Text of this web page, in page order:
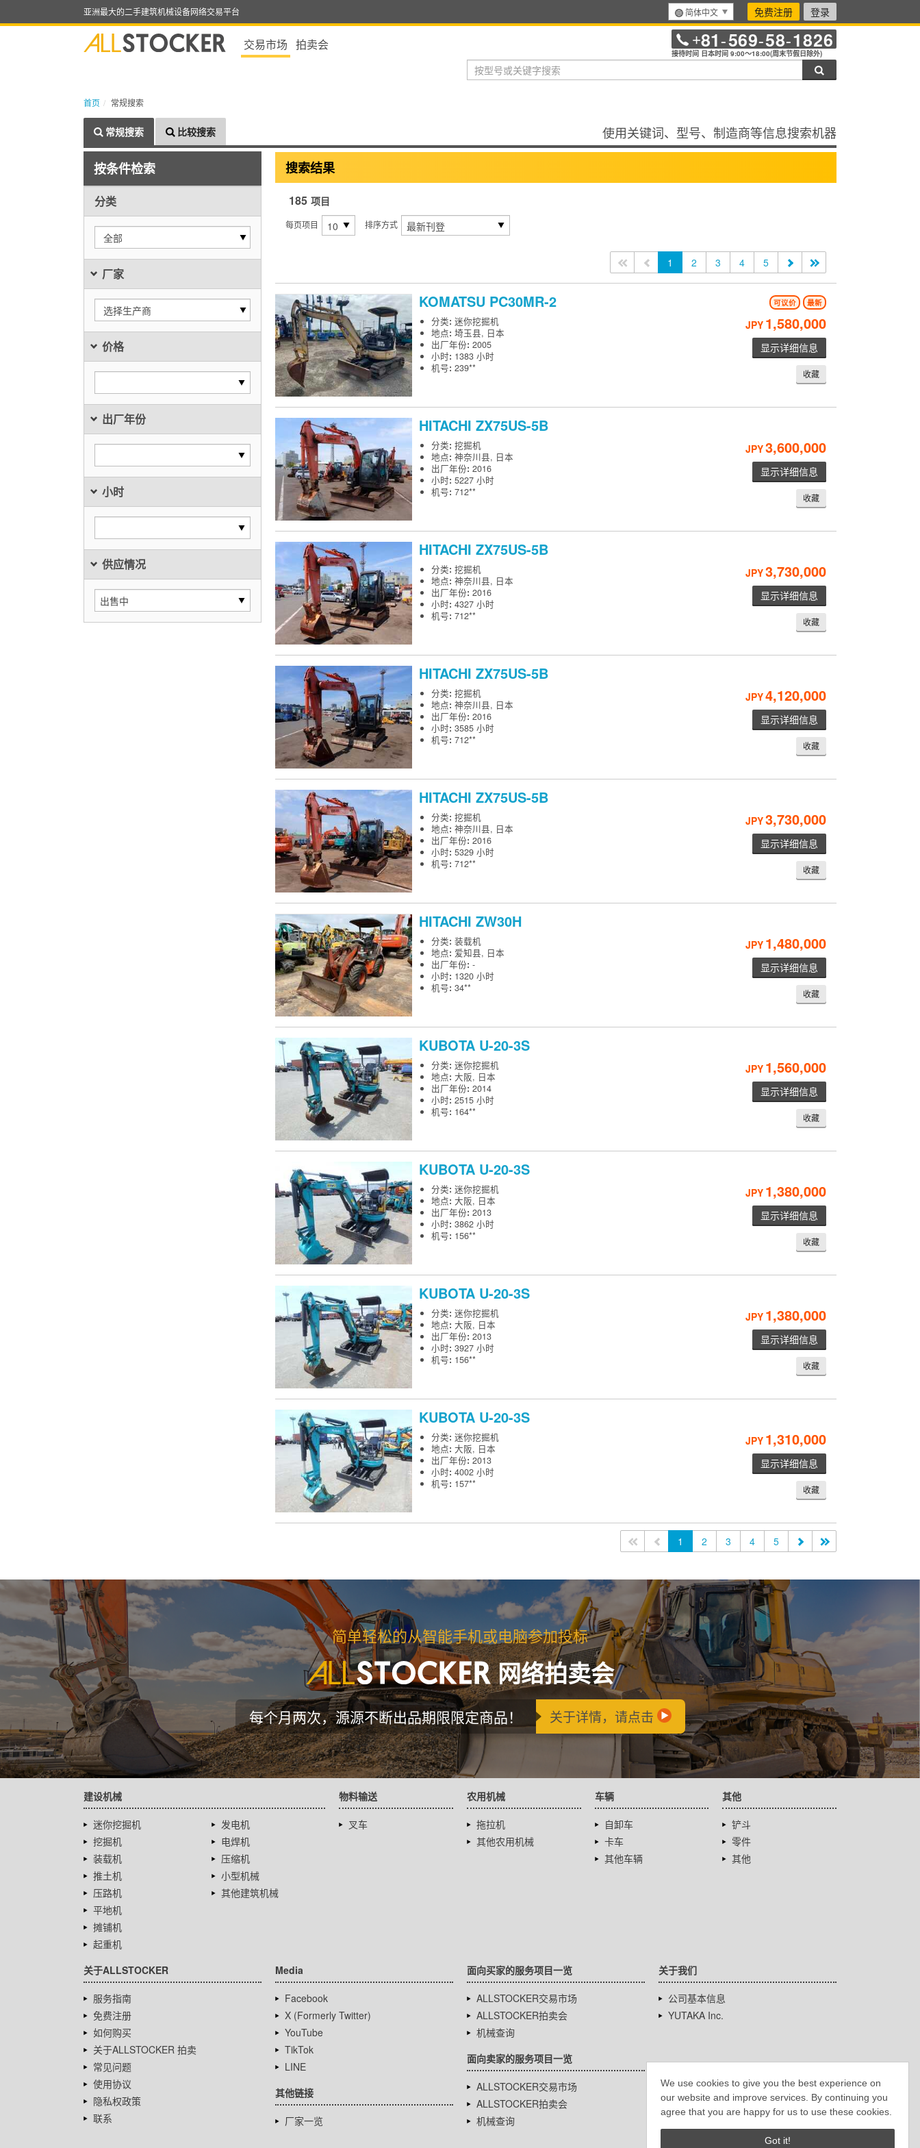
We use cookies to give you the best experience on
our website and improve services. By continuing you
agree that you are happy for us to use these cookies.
Got it!
亚洲最大的二手建筑机械设备网络交易平台 简体中文 免费注册 登录
交易市场 拍卖会 +81-569-58-1826
接待时间 日本时间 9:00～18:00(周末节假日除外)
首页 常规搜索
常规搜索 比较搜索 使用关键词、型号、制造商等信息搜索机器
按条件检索
分类
全部
厂家
选择生产商
价格
出厂年份
小时
供应情况
搜索结果
185 项目
每页项目 排序方式
<< 1 2 3 4 5
KOMATSU PC30MR-2 可议价 最新
分类: 迷你挖掘机
地点: 埼玉县, 日本
出厂年份: 2005
小时: 1383 小时
机号: 239**
JPY 1,580,000
显示详细信息
收藏
HITACHI ZX75US-5B
分类: 挖掘机
地点: 神奈川县, 日本
出厂年份: 2016
小时: 5227 小时
机号: 712**
JPY3,600,000
显示详细信息
收藏
HITACHI ZX75US-5B
分类: 挖掘机
地点: 神奈川县, 日本
出厂年份: 2016
小时: 4327 小时
机号: 712**
JPY3,730,000
显示详细信息
收藏
HITACHI ZX75US-5B
分类: 挖掘机
地点: 神奈川县, 日本
出厂年份: 2016
小时: 3585 小时
机号: 712**
JPY4,120,000
显示详细信息
收藏
HITACHI ZX75US-5B
分类: 挖掘机
地点: 神奈川县, 日本
出厂年份: 2016
小时: 5329 小时
机号: 712**
JPY3,730,000
显示详细信息
收藏
HITACHI ZW30H
分类: 装载机
地点: 爱知县, 日本
出厂年份: -
小时: 1320 小时
机号: 34**
JPY 1,480,000
显示详细信息
收藏
KUBOTA U-20-3S
分类: 迷你挖掘机
地点: 大阪, 日本
出厂年份: 2014
小时: 2515 小时
机号: 164**
JPY 1,560,000
显示详细信息
收藏
KUBOTA U-20-3S
分类: 迷你挖掘机
地点: 大阪, 日本
出厂年份: 2013
小时: 3862 小时
机号: 156**
JPY 1,380,000
显示详细信息
收藏
KUBOTA U-20-3S
分类: 迷你挖掘机
地点: 大阪, 日本
出厂年份: 2013
小时: 3927 小时
机号: 156**
JPY 1,380,000
显示详细信息
收藏
KUBOTA U-20-3S
分类: 迷你挖掘机
地点: 大阪, 日本
出厂年份: 2013
小时: 4002 小时
机号: 157**
JPY 1,310,000
显示详细信息
收藏
<< 1 2 3 4 5
简单轻松的从智能手机或电脑参加投标
网络拍卖会
每个月两次，源源不断出品期限限定商品！ 关于详情，请点击
建设机械
迷你挖掘机
挖掘机
装载机
推土机
压路机
平地机
摊铺机
起重机
发电机
电焊机
压缩机
小型机械
其他建筑机械
物料输送
叉车
农用机械
拖拉机
其他农用机械
车辆
自卸车
卡车
其他车辆
其他
铲斗
零件
其他
关于ALLSTOCKER
服务指南
免费注册
如何购买
关于ALLSTOCKER 拍卖
常见问题
使用协议
隐私权政策
联系
Media
Facebook
X (Formerly Twitter)
YouTube
TikTok
LINE
其他链接
厂家一览
面向买家的服务项目一览
ALLSTOCKER交易市场
ALLSTOCKER拍卖会
机械查询
面向卖家的服务项目一览
ALLSTOCKER交易市场
ALLSTOCKER拍卖会
机械查询
关于我们
公司基本信息
YUTAKA Inc.